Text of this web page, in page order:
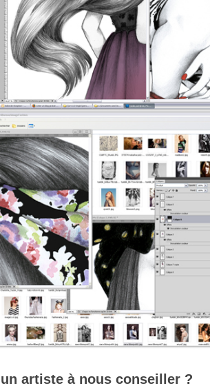
artiste à nous conseiller ?